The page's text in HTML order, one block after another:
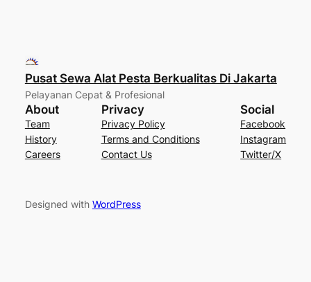
Pusat Sewa Alat Pesta Berkualitas Di Jakarta
Pelayanan Cepat & Profesional
About
Team
History
Careers
Privacy
Privacy Policy
Terms and Conditions
Contact Us
Social
Facebook
Instagram
Twitter/X
Designed with WordPress